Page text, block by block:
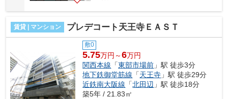
賃貸 | マンション プレデコート天王寺ＥＡＳＴ
敷0
5.75万円～6万円
関西本線 「東部市場前 」駅 徒歩3分
地下鉄御堂筋線 「天王寺 」駅 徒歩29分
近鉄南大阪線 「北田辺 」駅 徒歩18分
築5年 / 21.83㎡